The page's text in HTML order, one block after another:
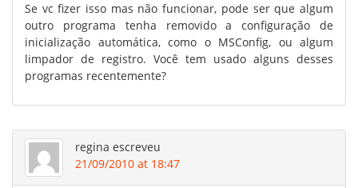
Se vc fizer isso mas não funcionar, pode ser que algum
outro programa tenha removido a configuração de
inicialização automática, como o MSConfig, ou algum
limpador de registro. Você tem usado alguns desses
programas recentemente?
regina escreveu
21/09/2010 at 18:47